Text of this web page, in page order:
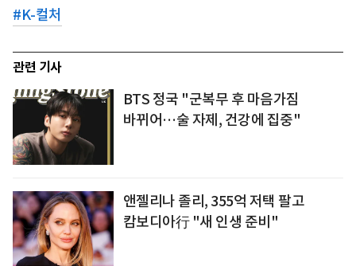
#K-컬처
관련 기사
BTS 정국 "군복무 후 마음가짐
바뀌어…술 자제, 건강에 집중"
앤젤리나 졸리, 355억 저택 팔고
캄보디아行 "새 인생 준비"